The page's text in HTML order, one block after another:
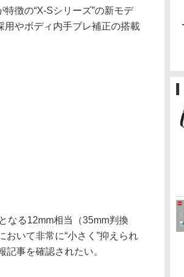
徴の“X-Sシリーズ”の新モデ
やボディ内手ブレ補正の搭載
なる12mm相当（35mm判換
いて非常に“小さく”抑えられ
事を確認されたい。